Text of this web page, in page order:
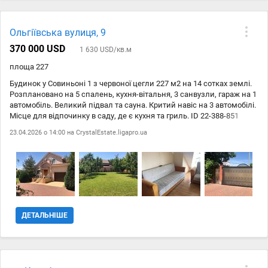
Ольгіївська вулиця, 9
370 000 USD
1 630 USD/кв.м
площа 227
Будинок у Совиньоні 1 з червоної цегли 227 м2 на 14 сотках землі.
Розплановано на 5 спалень, кухня-вітальня, 3 санвузли, гараж на 1
автомобіль. Великий підвал та сауна. Критий навіс на 3 автомобілі.
Мiсце для вiдпочинку в саду, де є кухня та гриль. ID 22-388-851
23.04.2026 о 14:00 на CrystalEstate.ligapro.ua
ДЕТАЛЬНІШЕ